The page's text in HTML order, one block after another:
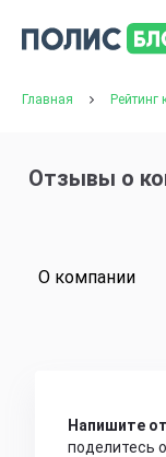
Главная Рейтинг
Отзывы о
О компании
Напишите
поделитесь